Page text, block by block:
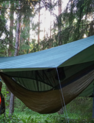
РАССЛАБЛЕНИЯ
ИЛИ
СЕРЬЁЗНОЕ
СНАРЯЖЕНИЕ?